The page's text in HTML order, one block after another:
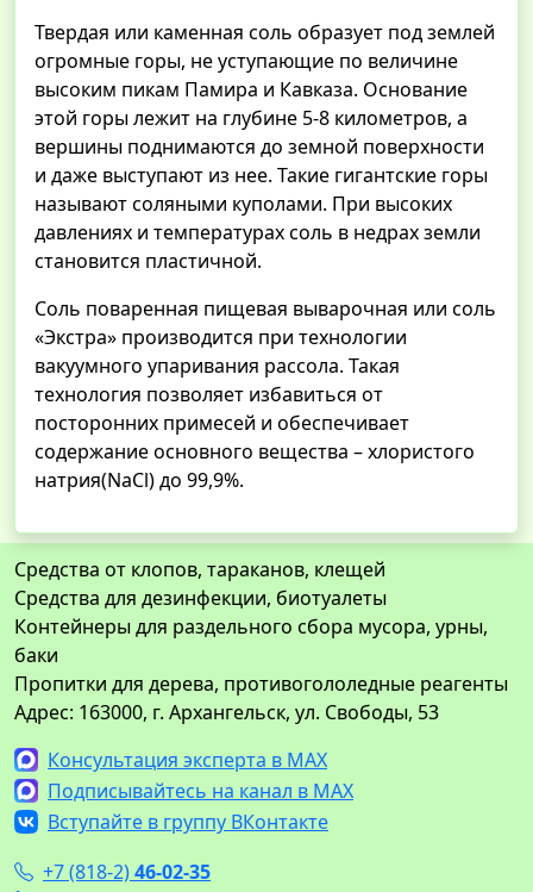
Твердая или каменная соль образует под землей
огромные горы, не уступающие по величине
высоким пикам Памира и Кавказа. Основание
этой горы лежит на глубине 5-8 километров, а
вершины поднимаются до земной поверхности
и даже выступают из нее. Такие гигантские горы
называют соляными куполами. При высоких
давлениях и температурах соль в недрах земли
становится пластичной.
Соль поваренная пищевая выварочная или соль
«Экстра» производится при технологии
вакуумного упаривания рассола. Такая
технология позволяет избавиться от
посторонних примесей и обеспечивает
содержание основного вещества – хлористого
натрия(NaCl) до 99,9%.
Средства от клопов, тараканов, клещей
Средства для дезинфекции, биотуалеты
Контейнеры для раздельного сбора мусора, урны,
баки
Пропитки для дерева, противогололедные реагенты
Адрес: 163000, г. Архангельск, ул. Свободы, 53
Консультация эксперта в MAX
Подписывайтесь на канал в MAX
Вступайте в группу ВКонтакте
+7 (818-2)46-02-35